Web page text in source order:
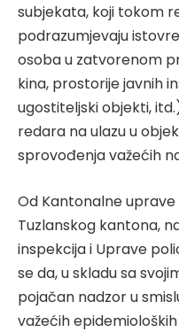
subjekata, koji tokom
podrazumjevaju
osoba u zatvorenom
kina, prostorije javnih
ugostiteljski objekti,
redara na ulazu u
sprovođenja važećih
Od Kantonalne
Tuzlanskog kantona,
inspekcija i Uprave
se da, u skladu sa
pojačan nadzor u
važećih